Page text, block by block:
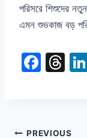
পরিসরে শিশুদের
এমন শুভকাজ বড়
F
T
PREVIOUS